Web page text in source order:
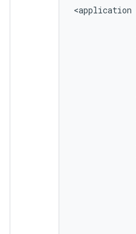
<application